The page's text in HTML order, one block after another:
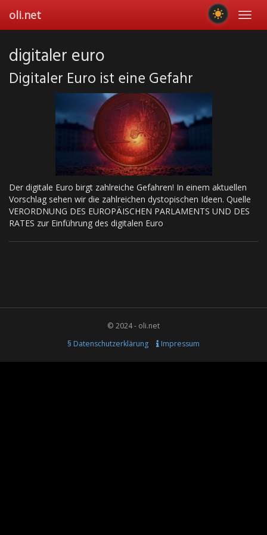
main
oli.net
digitaler euro
Digitaler Euro ist eine Gefahr
Der digitale Euro birgt zahlreiche Gefahren! In einem aktuellen
Vorschlag sehen wir die zahlreichen dystopischen Ideen. Quelle
VERORDNUNG DES EUROPÄISCHEN PARLAMENTS UND DES
RATES zur Einführung des digitalen Euro
© 2024 - oli.net
§ Datenschutzerklärung
Impressum